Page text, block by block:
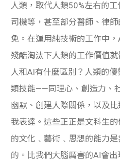
人類，取代人類50%左右的工
司機等，甚至部分醫師、律
免。在運用純技術的工作中，
殘酷淘汰下人類的工作價值
人和AI有什麼區別？人類的
類技能——同理心、創造力、
幽默、創建人際關係，以及
我表達。這些正正是文科生
的文化﹑藝術﹑思想的能力
的。比我們大腦厲害的AI會